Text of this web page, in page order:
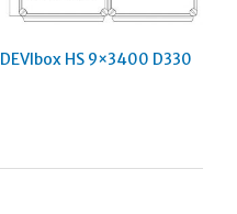
DEVIbox HS 9×3400 D330